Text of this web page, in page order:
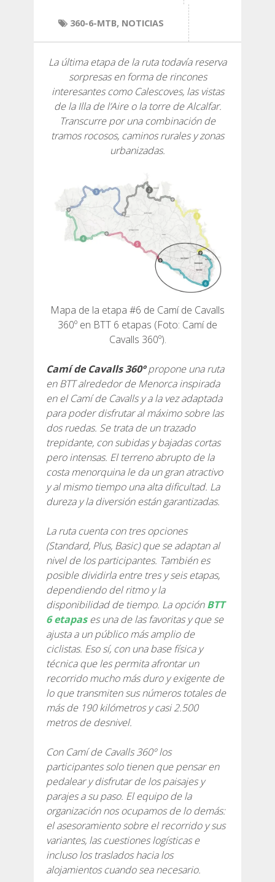
7 ETAPAS
6 ETAPAS
SELECCIÓN DE ETAPAS
5 ETAPAS
RUTA POR EL INTERIOR
TRAIL RUNNING
8 ETAPAS
7 ETAPAS
6 ETAPAS
4 ETAPAS
NON-STOP
NORMAS Y CRITERIOS DE VALIDACIÓN
RÁNKING
SERVICIO DE ASISTENCIA
PRECIO
SERVICIOS INCLUIDOS
360-6-MTB, NOTICIAS
La última etapa de la ruta todavía reserva
sorpresas en forma de rincones
interesantes como Calescoves, las vistas
de la Illa de l’Aire o la torre de Alcalfar.
Transcurre por una combinación de
tramos rocosos, caminos rurales y zonas
urbanizadas.
Mapa de la etapa #6 de Camí de Cavalls
360º en BTT 6 etapas (Foto: Camí de
Cavalls 360º).
Camí de Cavalls 360ºpropone una ruta
en BTT alrededor de Menorca inspirada
en el Camí de Cavalls y a la vez adaptada
para poder disfrutar al máximo sobre las
dos ruedas. Se trata de un trazado
trepidante, con subidas y bajadas cortas
pero intensas. El terreno abrupto de la
costa menorquina le da un gran atractivo
y al mismo tiempo una alta dificultad. La
dureza y la diversión están garantizadas.
La ruta cuenta con tres opciones
(Standard, Plus, Basic) que se adaptan al
nivel de los participantes. También es
posible dividirla entre tres y seis etapas,
dependiendo del ritmo y la
disponibilidad de tiempo. La opciónBTT
6 etapases una de las favoritas y que se
ajusta a un público más amplio de
ciclistas. Eso sí, con una base física y
técnica que les permita afrontar un
recorrido mucho más duro y exigente de
lo que transmiten sus números totales de
más de 190 kilómetros y casi 2.500
metros de desnivel.
Con Camí de Cavalls 360º los
participantes solo tienen que pensar en
pedalear y disfrutar de los paisajes y
parajes a su paso. El equipo de la
organización nos ocupamos de lo demás:
el asesoramiento sobre el recorrido y sus
variantes, las cuestiones logísticas e
incluso los traslados hacia los
alojamientos cuando sea necesario.